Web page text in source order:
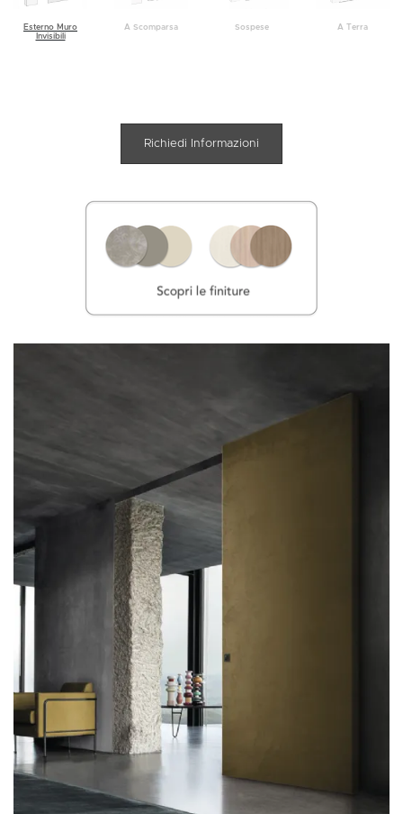
Esterno Muro
Invisibili
A Scomparsa Sospese A Terra
Richiedi Informazioni